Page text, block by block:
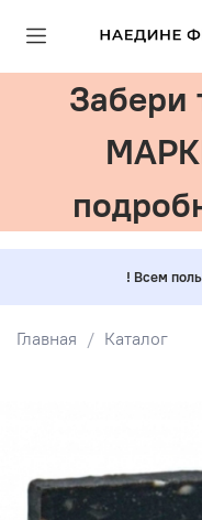
Забери
! Всем
Главная Каталог